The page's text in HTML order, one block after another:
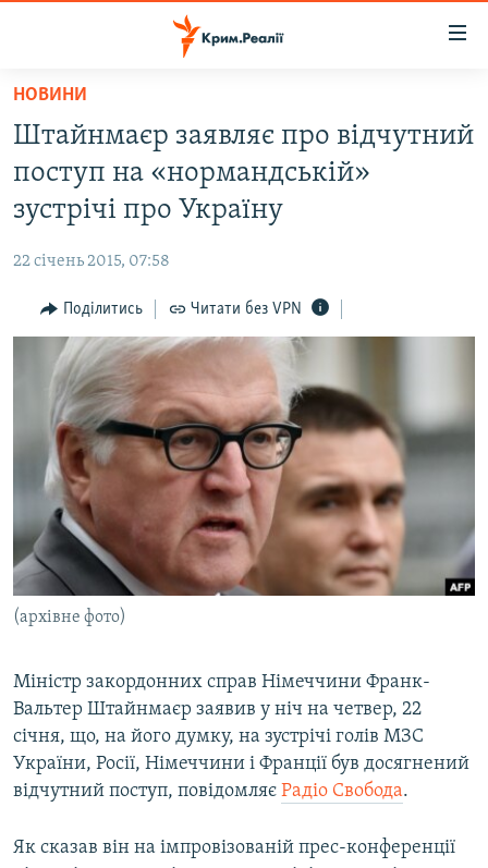
Перейти
основного
матеріалу
Перейти
до
основної
Перейти
до
пошуку
ВІДЕО ТА ФОТО
БЛОГИ
ПОГЛЯД
ІНТЕРВ'Ю
ВСЕ ЗА ДЕНЬ
СПЕЦПРОЕКТИ
ДЕПОРТАЦІЯ
ВІДЕОУРОКИ «ELIFBE»
СВІДЧЕННЯ ОКУПАЦІЇ
УКРАЇНСЬКА ПРОБЛЕМА КРИМУ
ІНФОГРАФІКА
ЯК ОБІЙТИ БЛОКУВАННЯ
Русский
Qırımtatar
ДОЛУЧАЙСЯ!
Усі сайти RFE/RL
НОВИНИ
Штайнмаєр заявляє про відчутний
поступ на «нормандській»
зустрічі про Україну
22 січень 2015, 07:58
Поділитись Читати без VPN
(архівне фото)
Міністр закордонних справ Німеччини Франк-
Вальтер Штайнмаєр заявив у ніч на четвер, 22
січня, що, на його думку, на зустрічі голів МЗС
України, Росії, Німеччини і Франції був досягнений
відчутний поступ, повідомляє Радіо Свобода.
Як сказав він на імпровізованій прес-конференції